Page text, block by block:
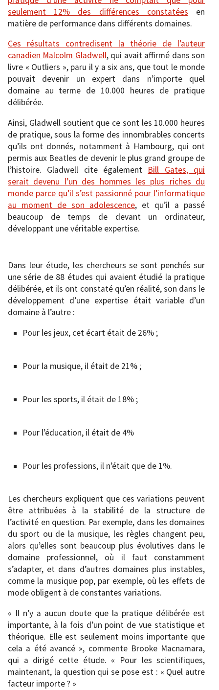
seulement 12% des différences constatées en
matière de performance dans différents domaines.
Ces résultats contredisent la théorie de l’auteur
canadien Malcolm Gladwell, qui avait affirmé dans son
livre « Outliers », paru il y a six ans, que tout le monde
pouvait devenir un expert dans n’importe quel
domaine au terme de 10.000 heures de pratique
délibérée.
Ainsi, Gladwell soutient que ce sont les 10.000 heures
de pratique, sous la forme des innombrables concerts
qu’ils ont donnés, notamment à Hambourg, qui ont
permis aux Beatles de devenir le plus grand groupe de
l’histoire. Gladwell cite également Bill Gates, qui
serait devenu l’un des hommes les plus riches du
monde parce qu’il s’est passionné pour l’informatique
au moment de son adolescence, et qu’il a passé
beaucoup de temps de devant un ordinateur,
développant une véritable expertise.
Dans leur étude, les chercheurs se sont penchés sur
une série de 88 études qui avaient étudié la pratique
délibérée, et ils ont constaté qu’en réalité, son dans le
développement d’une expertise était variable d’un
domaine à l’autre :
Pour les jeux, cet écart était de 26% ;
Pour la musique, il était de 21% ;
Pour les sports, il était de 18% ;
Pour l’éducation, il était de 4%
Pour les professions, il n’était que de 1%.
Les chercheurs expliquent que ces variations peuvent
être attribuées à la stabilité de la structure de
l’activité en question. Par exemple, dans les domaines
du sport ou de la musique, les règles changent peu,
alors qu’elles sont beaucoup plus évolutives dans le
domaine professionnel, où il faut constamment
s’adapter, et dans d’autres domaines plus instables,
comme la musique pop, par exemple, où les effets de
mode obligent à de constantes variations.
« Il n’y a aucun doute que la pratique délibérée est
importante, à la fois d’un point de vue statistique et
théorique. Elle est seulement moins importante que
cela a été avancé », commente Brooke Macnamara,
qui a dirigé cette étude. « Pour les scientifiques,
maintenant, la question qui se pose est : « Quel autre
facteur importe ? »